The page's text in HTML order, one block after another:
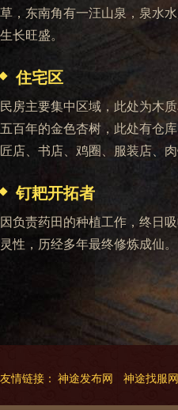
草，东南角有一汪山泉，泉水
生长旺盛。
住宅区
民房主要集中区域，此处为木
五百年的金色杏树，此处有仓
匠店、书店、鸡圈、服装店、肉
钉耙开拓者
因负责药田的种植工作，终日
灵性，历经多年最终修炼成仙。
友情链接： 神途发布网 神途找服网